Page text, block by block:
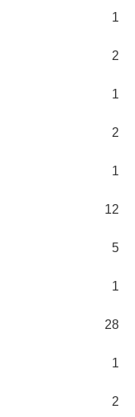
1
2
1
2
1
12
5
1
28
1
2